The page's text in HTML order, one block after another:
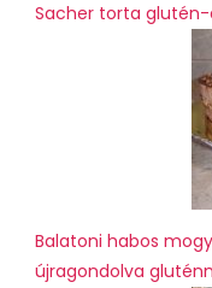
Sacher torta
Balatoni habos
újragondolva